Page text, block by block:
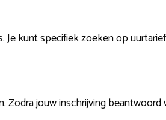
kunt specifiek zoeken op
Zodra jouw inschrijving